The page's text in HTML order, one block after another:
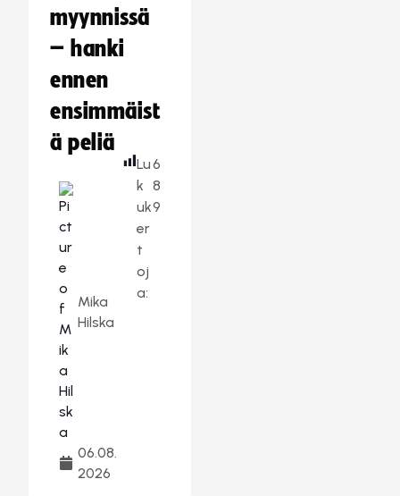
myynnissä
– hanki
ennen
ensimmäist
ä peliä
Mika
Hilska
06.08.
2026
Lu
k
uk
er
t
oj
a:
6
8
9